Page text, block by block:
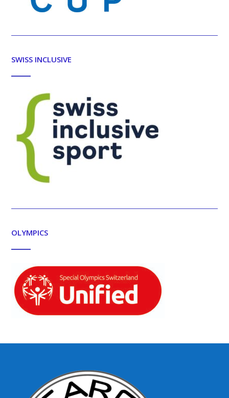
SWISS INCLUSIVE
OLYMPICS